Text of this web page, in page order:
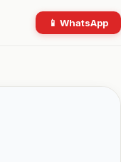
📱 WhatsApp